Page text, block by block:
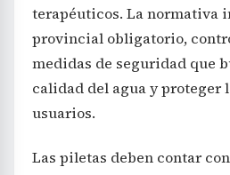
terapéuticos. La normativa
provincial obligatorio,
medidas de seguridad que
calidad del agua y proteger
usuarios.
Las piletas deben contar